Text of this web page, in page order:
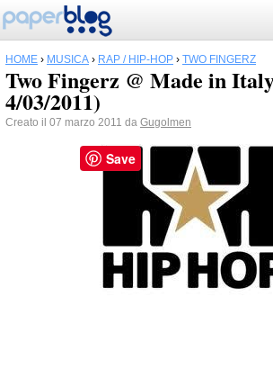
HOME › MUSICA › RAP / HIP-HOP › TWO FINGERZ
Two Fingerz @ Made in
4/03/2011)
Creato il 07 marzo 2011 da Gugolmen
Save